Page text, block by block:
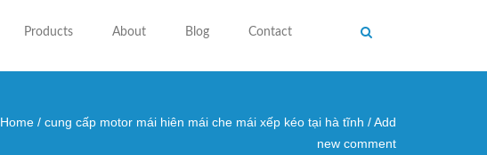
Products About Blog Contact
You are here
Home / cung cấp motor mái hiên mái che mái xếp kéo tại hà tĩnh /Add
new comment